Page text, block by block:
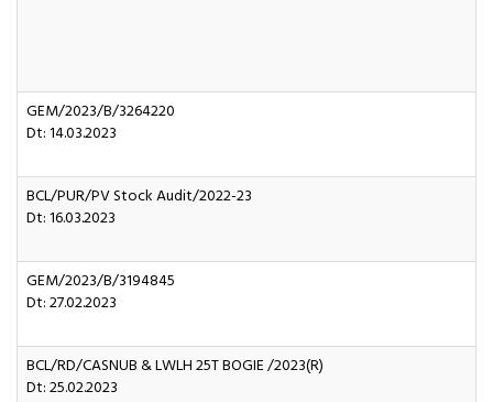
GEM/2023/B/3264220
Dt: 14.03.2023
BCL/PUR/PV Stock Audit/2022-23
Dt: 16.03.2023
GEM/2023/B/3194845
Dt: 27.02.2023
BCL/RD/CASNUB & LWLH 25T BOGIE /2023(R)
Dt: 25.02.2023